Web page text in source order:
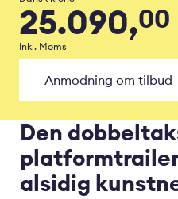
25.090,00
Inkl. Moms
Anmodning om tilbud
Den
alsidig